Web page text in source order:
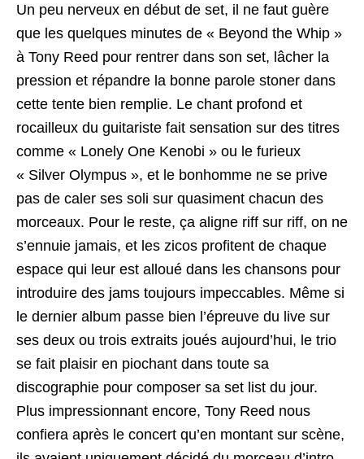
Un peu nerveux en début de set, il ne faut guère
que les quelques minutes de « Beyond the Whip »
à Tony Reed pour rentrer dans son set, lâcher la
pression et répandre la bonne parole stoner dans
cette tente bien remplie. Le chant profond et
rocailleux du guitariste fait sensation sur des titres
comme « Lonely One Kenobi » ou le furieux
« Silver Olympus », et le bonhomme ne se prive
pas de caler ses soli sur quasiment chacun des
morceaux. Pour le reste, ça aligne riff sur riff, on ne
s’ennuie jamais, et les zicos profitent de chaque
espace qui leur est alloué dans les chansons pour
introduire des jams toujours impeccables. Même si
le dernier album passe bien l’épreuve du live sur
ses deux ou trois extraits joués aujourd’hui, le trio
se fait plaisir en piochant dans toute sa
discographie pour composer sa set list du jour.
Plus impressionnant encore, Tony Reed nous
confiera après le concert qu’en montant sur scène,